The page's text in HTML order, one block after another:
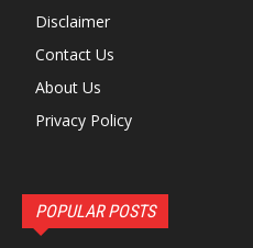
Disclaimer
Contact Us
About Us
Privacy Policy
POPULAR POSTS